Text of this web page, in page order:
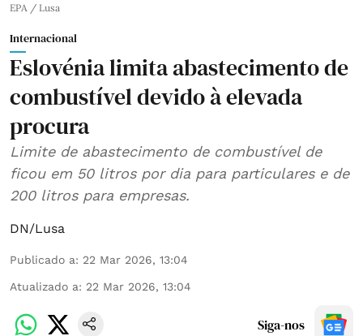
EPA / Lusa
Internacional
Eslovénia limita abastecimento de
combustível devido à elevada
procura
Limite de abastecimento de combustível de
ficou em 50 litros por dia para particulares e de
200 litros para empresas.
DN/Lusa
Publicado a: 22 Mar 2026, 13:04
Atualizado a: 22 Mar 2026, 13:04
Siga-nos